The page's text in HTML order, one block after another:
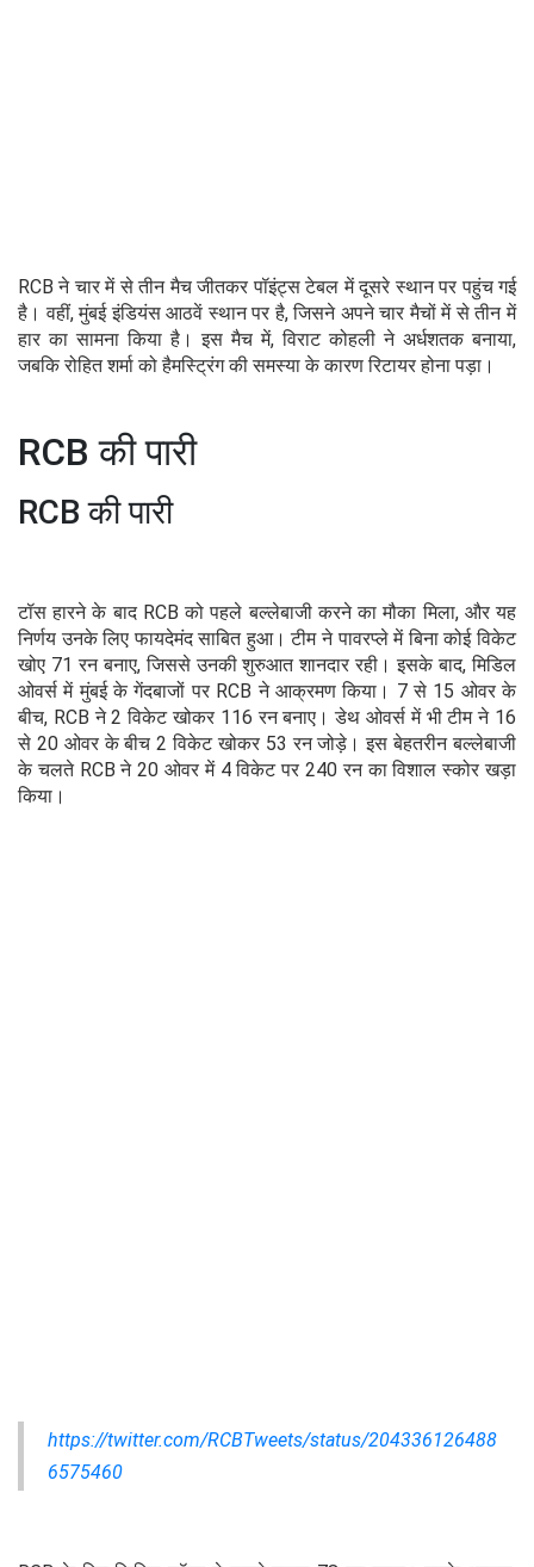
RCB ने चार में से तीन मैच जीतकर पॉइंट्स टेबल में दूसरे स्थान पर पहुंच गई
है। वहीं, मुंबई इंडियंस आठवें स्थान पर है, जिसने अपने चार मैचों में से तीन में
हार का सामना किया है। इस मैच में, विराट कोहली ने अर्धशतक बनाया,
जबकि रोहित शर्मा को हैमस्ट्रिंग की समस्या के कारण रिटायर होना पड़ा।
RCB की पारी
RCB की पारी
टॉस हारने के बाद RCB को पहले बल्लेबाजी करने का मौका मिला, और यह
निर्णय उनके लिए फायदेमंद साबित हुआ। टीम ने पावरप्ले में बिना कोई विकेट
खोए 71 रन बनाए, जिससे उनकी शुरुआत शानदार रही। इसके बाद, मिडिल
ओवर्स में मुंबई के गेंदबाजों पर RCB ने आक्रमण किया। 7 से 15 ओवर के
बीच, RCB ने 2 विकेट खोकर 116 रन बनाए। डेथ ओवर्स में भी टीम ने 16
से 20 ओवर के बीच 2 विकेट खोकर 53 रन जोड़े। इस बेहतरीन बल्लेबाजी
के चलते RCB ने 20 ओवर में 4 विकेट पर 240 रन का विशाल स्कोर खड़ा
किया।
https://twitter.com/RCBTweets/status/204336126488
6575460